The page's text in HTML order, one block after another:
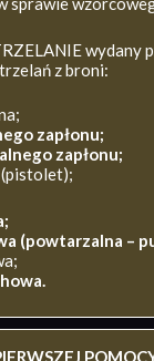
wydany
z broni:
zapłonu;
zapłonu;
(pistolet);
(powtarzalna –